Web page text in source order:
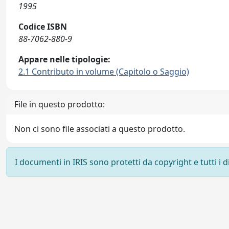
1995
Codice ISBN
88-7062-880-9
Appare nelle tipologie:
2.1 Contributo in volume (Capitolo o Saggio)
File in questo prodotto:
Non ci sono file associati a questo prodotto.
I documenti in IRIS sono protetti da copyright e tutti i